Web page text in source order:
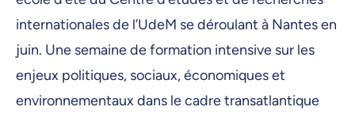
internationales de l’UdeM se déroulant à Nantes en
juin. Une semaine de formation intensive sur les
enjeux politiques, sociaux, économiques et
environnementaux dans le cadre transatlantique